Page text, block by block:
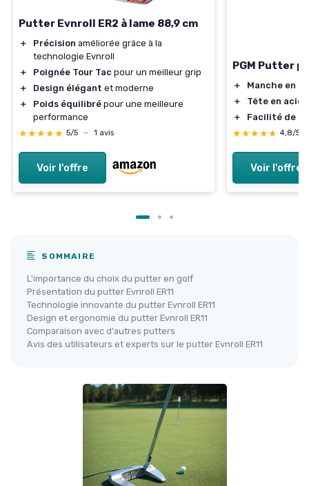
Putter Evnroll ER2 à lame 88,9 cm
＋ Précision améliorée grâce à la
technologie Evnroll
＋
Poignée Tour Tac pour un meilleur grip
＋
Design élégant et moderne
＋
Poids équilibré pour une meilleure
performance
★★★★★
★★★★★ 5/5 — 1 avis
Voir l'offre
PGM Putter
＋
Manche en
＋
Tête en
＋
Facilité de
★★★★★
★★★★★ 4,8/5
Voir l'offre
SOMMAIRE
L'importance du choix du putter en golf
Présentation du putter Evnroll ER11
Technologie innovante du putter Evnroll ER11
Design et ergonomie du putter Evnroll ER11
Comparaison avec d'autres putters
Avis des utilisateurs et experts sur le putter Evnroll ER11